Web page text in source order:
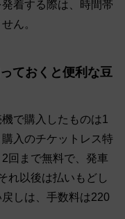
着する際は、時間帯
ん。
ておくと便利な豆
機で購入したものは1
入のチケットレス特
回まで無料で、発車
れ以後は払いもどし
しは、手数料は220